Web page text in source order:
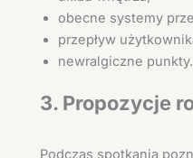
obecne systemy
przepływ
newralgiczne punkty.
3. Propozycje
Podczas spotkania